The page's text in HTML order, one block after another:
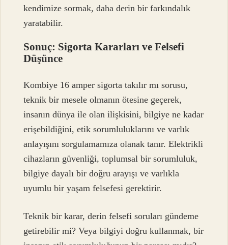
kendimize sormak, daha derin bir farkındalık
yaratabilir.
Sonuç: Sigorta Kararları ve Felsefi
Düşünce
Kombiye 16 amper sigorta takılır mı sorusu,
teknik bir mesele olmanın ötesine geçerek,
insanın dünya ile olan ilişkisini, bilgiye ne kadar
erişebildiğini, etik sorumluluklarını ve varlık
anlayışını sorgulamamıza olanak tanır. Elektrikli
cihazların güvenliği, toplumsal bir sorumluluk,
bilgiye dayalı bir doğru arayışı ve varlıkla
uyumlu bir yaşam felsefesi gerektirir.
Teknik bir karar, derin felsefi soruları gündeme
getirebilir mi? Veya bilgiyi doğru kullanmak, bir